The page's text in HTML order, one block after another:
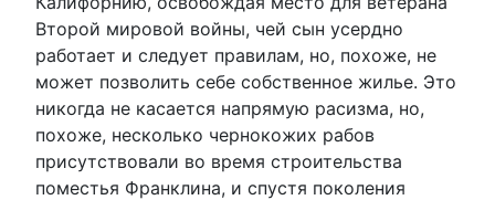
Второй мировой войны, чей сын усердно
работает и следует правилам, но, похоже, не
может позволить себе собственное жилье. Это
никогда не касается напрямую расизма, но,
похоже, несколько чернокожих рабов
присутствовали во время строительства
поместья Франклина, и спустя поколения